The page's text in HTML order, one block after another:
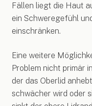
Fällen liegt die Haut
ein Schweregefühl
einschränken.
Eine weitere
Problem nicht primär
der das Oberlid
schwächer wird oder